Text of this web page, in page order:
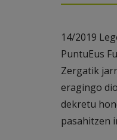
14/2019
PuntuEus
Zergatik
eragingo
dekretu
pasahitzen